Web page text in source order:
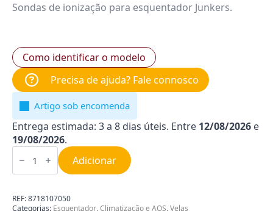
Sondas de ionização para esquentador Junkers.
Como identificar o modelo
Precisa de ajuda? Fale connosco
Artigo sob encomenda
Entrega estimada: 3 a 8 dias úteis. Entre 12/08/2026 e
19/08/2026.
Quantidade
de
para
Junkers
8718107050
Adicionar
REF:8718107050
Categorias: Esquentador,Climatização e AQS,Velas